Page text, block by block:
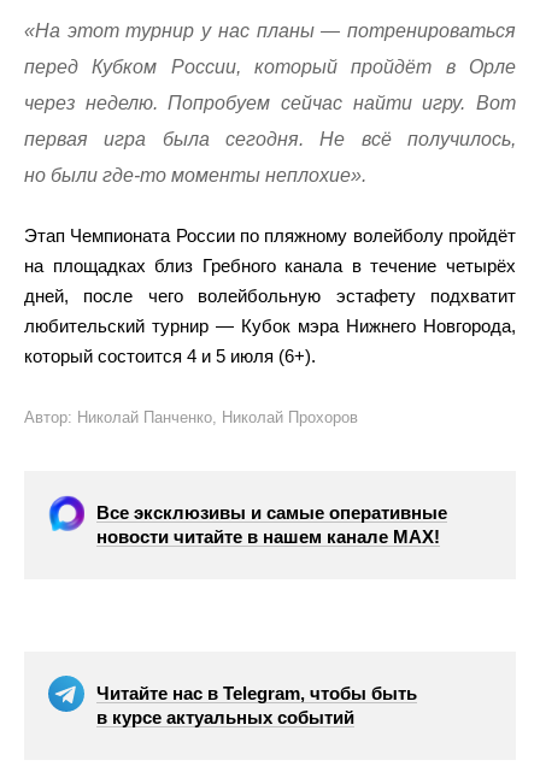
«На этот турнир у нас планы — потренироваться
перед Кубком России, который пройдёт в Орле
через неделю. Попробуем сейчас найти игру. Вот
первая игра была сегодня. Не всё получилось,
но были где-то моменты неплохие».
Этап Чемпионата России по пляжному волейболу пройдёт
на площадках близ Гребного канала в течение четырёх
дней, после чего волейбольную эстафету подхватит
любительский турнир — Кубок мэра Нижнего Новгорода,
который состоится 4 и 5 июля (6+).
Автор: Николай Панченко, Николай Прохоров
Все эксклюзивы и самые оперативные
новости читайте в нашем канале МАХ!
Читайте нас в Telegram, чтобы быть
в курсе актуальных событий